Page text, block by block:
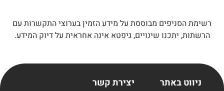
רשימת הסניפים מבוססת על מידע הזמין בערוצי התקשרות עם
הרשתות, יתכנו שינויים, גיפטא אינה אחראית על דיוק המידע.
ניווט באתר
יצירת קשר